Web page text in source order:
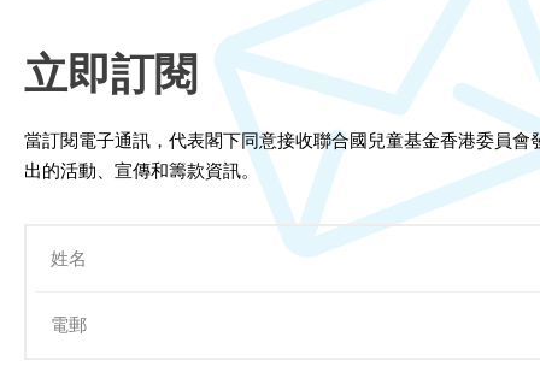
立即訂閱
當訂閱電子通訊，代表閣下同意接收聯合國兒童基金香港委員會
出的活動、宣傳和籌款資訊。